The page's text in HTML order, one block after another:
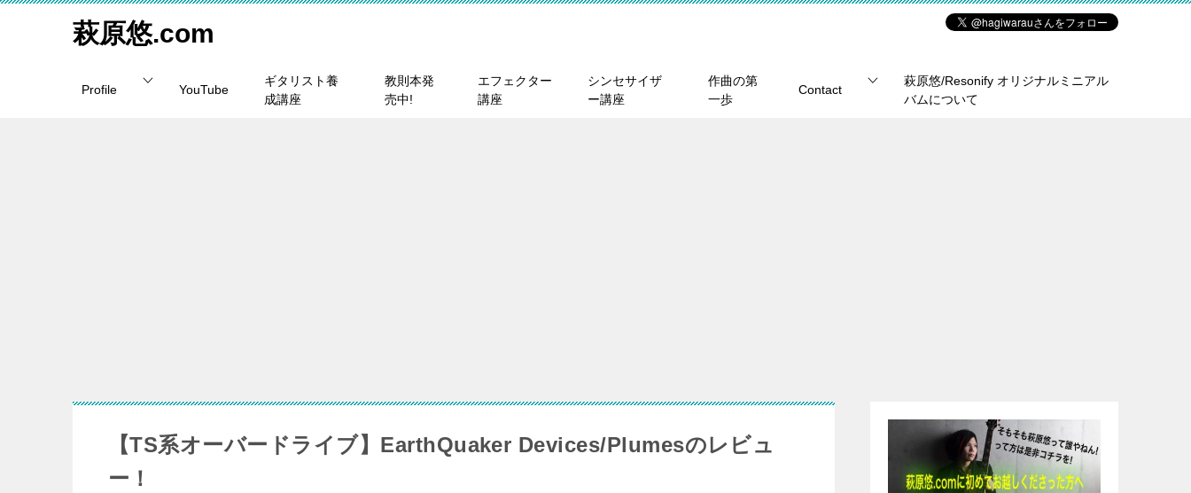
萩原悠.com
Profile YouTube
ギタリスト養
成講座
教則本発
売中!
エフェクター
講座
シンセサイザ
ー講座
作曲の第
一歩
Contact
萩原悠/Resonify オリジナルミニアル
バムについて
【TS系オーバードライブ】EarthQuaker Devices/Plumesのレビュ
ー！